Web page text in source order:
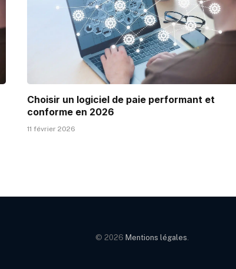
Choisir un logiciel de paie performant et
conforme en 2026
11 février 2026
© 2026 Mentions légales